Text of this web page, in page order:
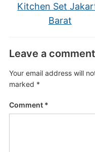
Kitchen Set
Barat
Leave a comment
Your email address will
marked *
Comment *